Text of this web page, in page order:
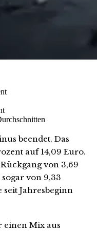
beendet. Das
auf 14,09 Euro.
von 3,69
von 9,33
Jahresbeginn
einen Mix aus